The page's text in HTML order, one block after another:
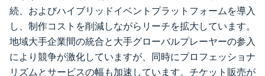
続、およびハイブリッドイベントプラットフォームを導入
し、制作コストを削減しながらリーチを拡大しています。
地域大手企業間の統合と大手グローバルプレーヤーの参入
により競争が激化していますが、同時にプロフェッショナ
リズムとサービスの幅も加速しています。チケット販売が